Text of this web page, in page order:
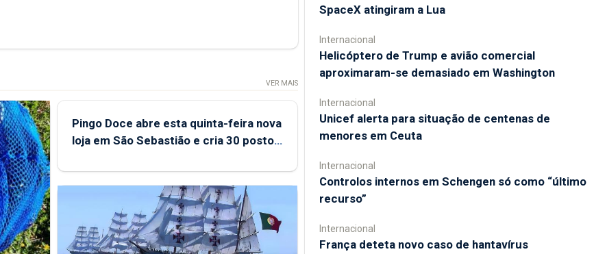
VER MAIS
Pingo Doce abre esta quinta-feira nova
loja em São Sebastião e cria 30 postos
SpaceX atingiram a Lua
Internacional
Helicóptero de Trump e avião comercial
aproximaram-se demasiado em Washington
Internacional
Unicef alerta para situação de centenas de
menores em Ceuta
Internacional
Controlos internos em Schengen só como “último
recurso”
Internacional
França deteta novo caso de hantavírus